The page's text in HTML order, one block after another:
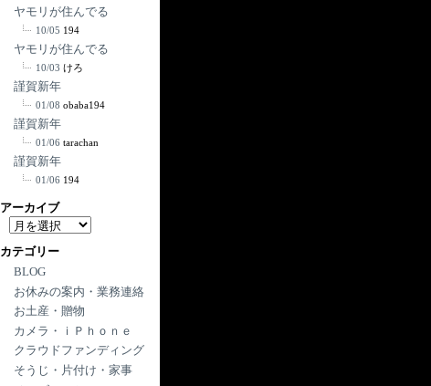
ヤモリが住んでる
10/05 194
ヤモリが住んでる
10/03 けろ
謹賀新年
01/08 obaba194
謹賀新年
01/06 tarachan
謹賀新年
01/06 194
アーカイブ
ア
カ
イ
ブ
カテゴリー
BLOG
お休みの案内・業務連絡
お土産・贈物
カメラ・ｉＰｈｏｎｅ
クラウドファンディング
そうじ・片付け・家事